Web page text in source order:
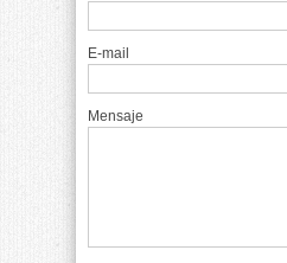
E-mail
Mensaje